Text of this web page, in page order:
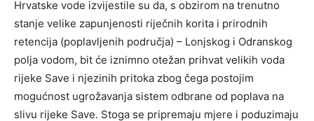
Hrvatske vode izvijestile su da, s obzirom na trenutno
stanje velike zapunjenosti riječnih korita i prirodnih
retencija (poplavljenih područja) – Lonjskog i Odranskog
polja vodom, bit će iznimno otežan prihvat velikih voda
rijeke Save i njezinih pritoka zbog čega postojim
mogućnost ugrožavanja sistem odbrane od poplava na
slivu rijeke Save. Stoga se pripremaju mjere i poduzimaju